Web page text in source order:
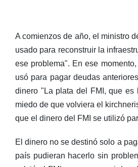
A comienzos de año, el ministro
usado para reconstruir la
ese problema". En ese
usó para pagar deudas
dinero "La plata del FMI, que
miedo de que volviera el
que el dinero del FMI se utilizó
El dinero no se destinó solo a
país pudieran hacerlo sin